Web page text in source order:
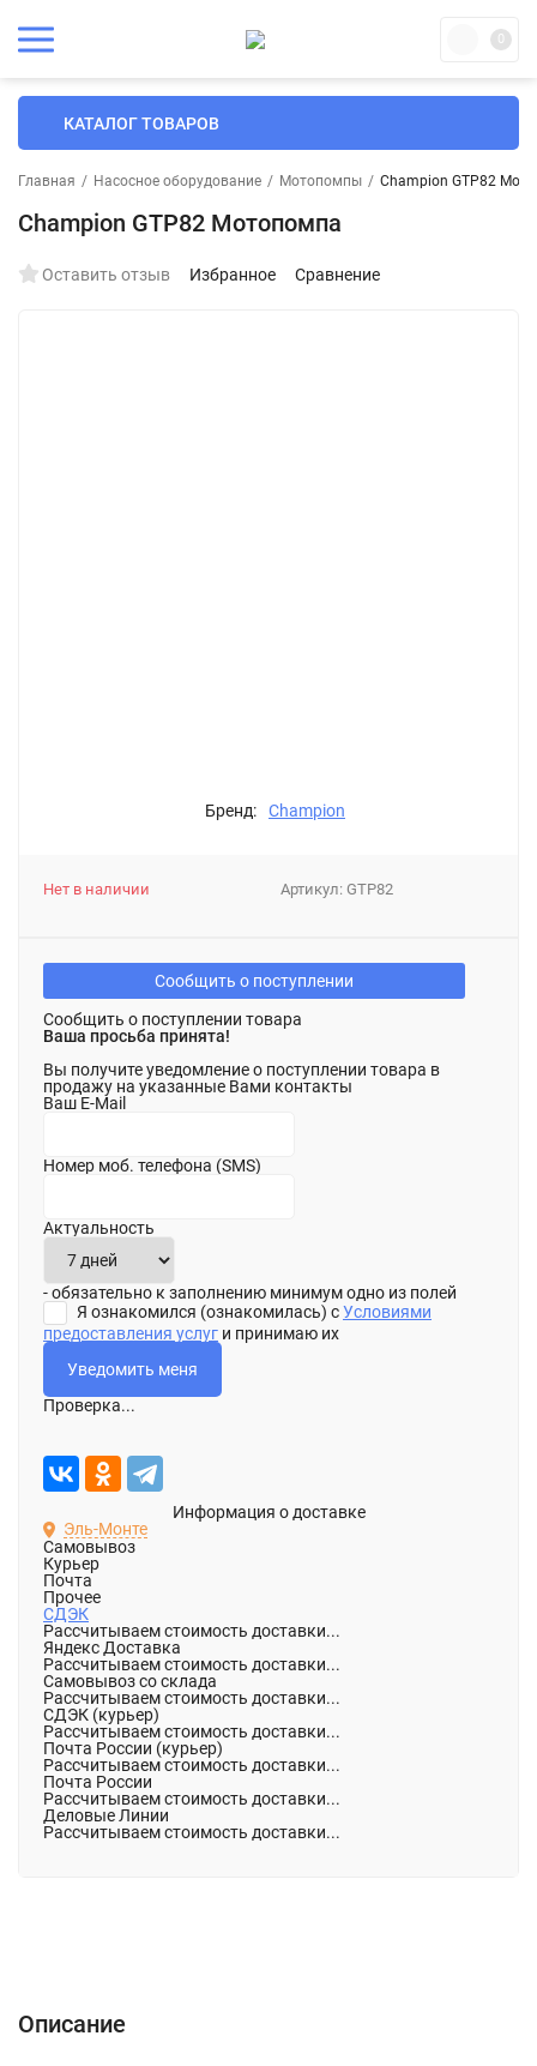
0
КАТАЛОГ ТОВАРОВ
Главная / Насосное оборудование / Мотопомпы / Champion GTP82
Champion GTP82 Мотопомпа
Оставить отзыв Избранное Сравнение
Бренд: Champion
Артикул: GTP82
Нет в наличии
Сообщить о поступлении
Сообщить о поступлении товара
Ваша просьба принята!
Вы получите уведомление о поступлении товара в
продажу на указанные Вами контакты
Ваш E-Mail
Номер моб. телефона (SMS)
Актуальность
- обязательно к заполнению минимум одно из полей
Я ознакомился (ознакомилась) сУсловиями
предоставления услуг и принимаю их
Проверка...
Информация о доставке
Эль-Монте
Самовывоз
Курьер
Почта
Прочее
СДЭК
Рассчитываем стоимость доставки...
Яндекс Доставка
Рассчитываем стоимость доставки...
Самовывоз со склада
Рассчитываем стоимость доставки...
СДЭК (курьер)
Рассчитываем стоимость доставки...
Почта России (курьер)
Рассчитываем стоимость доставки...
Почта России
Рассчитываем стоимость доставки...
Деловые Линии
Рассчитываем стоимость доставки...
Описание